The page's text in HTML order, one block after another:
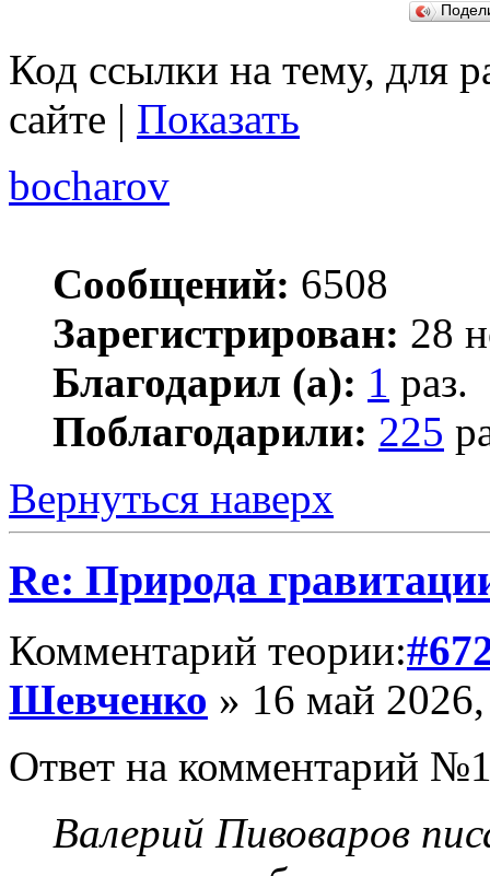
Код ссылки на тему, для
сайте | Показать
bocharov
Сообщений: 6508
Зарегистрирован: 28
Благодарил (а): 1 раз.
Поблагодарили: 225
Вернуться наверх
Re: Природа
Комментарий теории:
Шевченко » 16 май
Ответ на комментарий
Валерий Пивоваров